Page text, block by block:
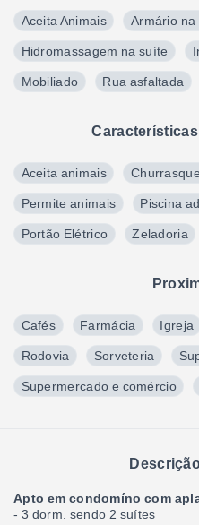
Aceita Animais Armário na
Hidromassagem na suíte
Mobiliado Rua asfaltada
Aceita animais
Permite animais Piscina
Portão Elétrico Zeladoria
Cafés Farmácia Igreja
Rodovia Sorveteria
Supermercado e comércio
Apto em condomíno com
- 3 dorm. sendo 2 suítes